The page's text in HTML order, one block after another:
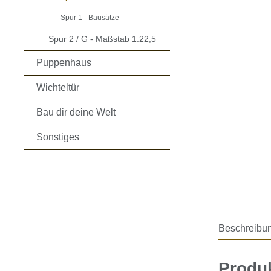
Spur 1 - Bausätze
Spur 2 / G - Maßstab 1:22,5
Puppenhaus
Wichteltür
Bau dir deine Welt
Sonstiges